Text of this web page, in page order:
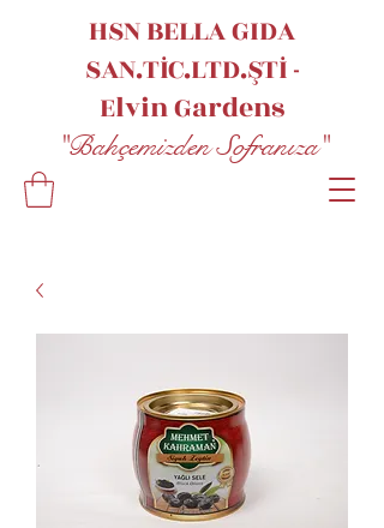
HSN BELLA GIDA
SAN.TİC.LTD.ŞTİ -
ElvinGardens
"Bahçemizden Sofranıza"